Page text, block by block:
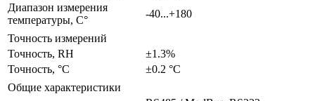
Диапазон измерения
температуры, С°
-40...+180
Точность измерений
Точность, RH
±1.3%
Точность, °С
±0.2 °C
Общие характеристики